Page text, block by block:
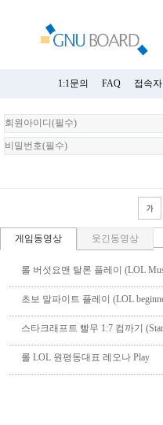
1:1문의 FAQ 접속
회
원
로
게임동영상 웃긴동영상
롤 버섯요맨 탈론 플레이 (LOL
초보 말파이트 플레이 (LOL
스타크래프트 빨무 1:7 컴까기
롤 LOL 원평동대표 레오나 Play